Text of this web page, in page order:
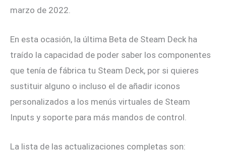
marzo de 2022.
En esta ocasión, la última Beta de Steam Deck ha
traído la capacidad de poder saber los componentes
que tenía de fábrica tu Steam Deck, por si quieres
sustituir alguno o incluso el de añadir iconos
personalizados a los menús virtuales de Steam
Inputs y soporte para más mandos de control.
La lista de las actualizaciones completas son: